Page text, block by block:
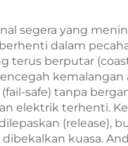
segera yang
dalam
terus berputar
safe) tanpa
elektrik terhenti.
(release),
kuasa.